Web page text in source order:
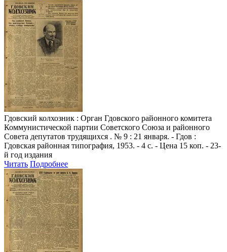
Гдовский колхозник : Орган Гдовского районного комитета
Коммунистической партии Советского Союза и районного
Совета депутатов трудящихся . № 9 : 21 января. - Гдов :
Гдовская районная типография, 1953. - 4 с. - Цена 15 коп. - 23-
й год издания
Читать Подробнее